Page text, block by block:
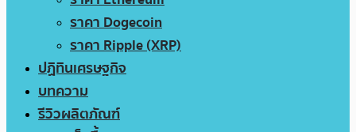
ราคา Dogecoin
ราคา Ripple (XRP)
ปฏิทินเศรษฐกิจ
บทความ
รีวิวผลิตภัณฑ์